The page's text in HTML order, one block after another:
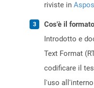
riviste in
Cos'è il
Introdotto e
Text Format
codificare il
l'uso